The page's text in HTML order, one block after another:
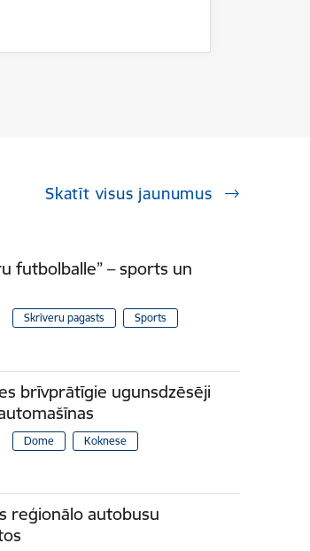
Skatīt visus jaunumus
futbolballe” – sports un
Skrīveru pagasts Sports
brīvprātīgie ugunsdzēsēji
Dome Koknese
reģionālo autobusu